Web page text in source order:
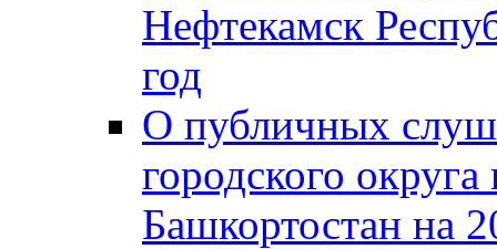
Нефтекамск
год
О публичных
городского
Башкортостан на